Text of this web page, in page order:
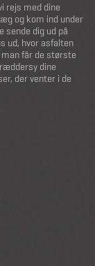
rejs med dine
og kom ind under
sende dig ud på
ud, hvor asfalten
man får de største
dine
der venter i de